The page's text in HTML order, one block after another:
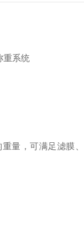
重量 ，可满足滤膜、